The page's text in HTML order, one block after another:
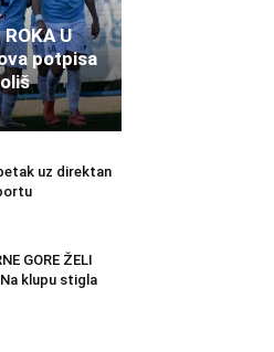
U
potpisa
uz direktan
GORE ŽELI
Na klupu stigla